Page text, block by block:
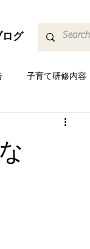
ログ
子育て研修内容